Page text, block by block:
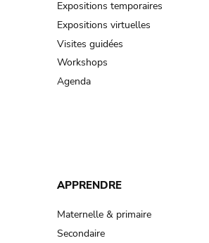
Expositions temporaires
Expositions virtuelles
Visites guidées
Workshops
Agenda
APPRENDRE
Maternelle & primaire
Secondaire